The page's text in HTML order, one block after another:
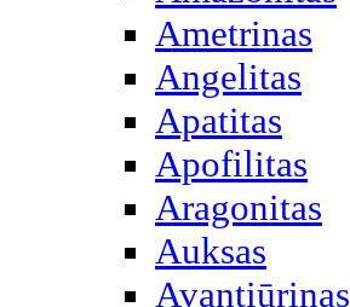
Ametrinas
Angelitas
Apatitas
Apofilitas
Aragonitas
Auksas
Avantiūrinas